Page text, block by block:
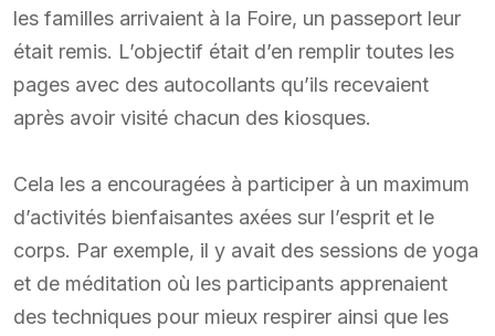
les familles arrivaient à la Foire, un passeport leur
était remis. L’objectif était d’en remplir toutes les
pages avec des autocollants qu’ils recevaient
après avoir visité chacun des kiosques.
Cela les a encouragées à participer à un maximum
d’activités bienfaisantes axées sur l’esprit et le
corps. Par exemple, il y avait des sessions de yoga
et de méditation où les participants apprenaient
des techniques pour mieux respirer ainsi que les